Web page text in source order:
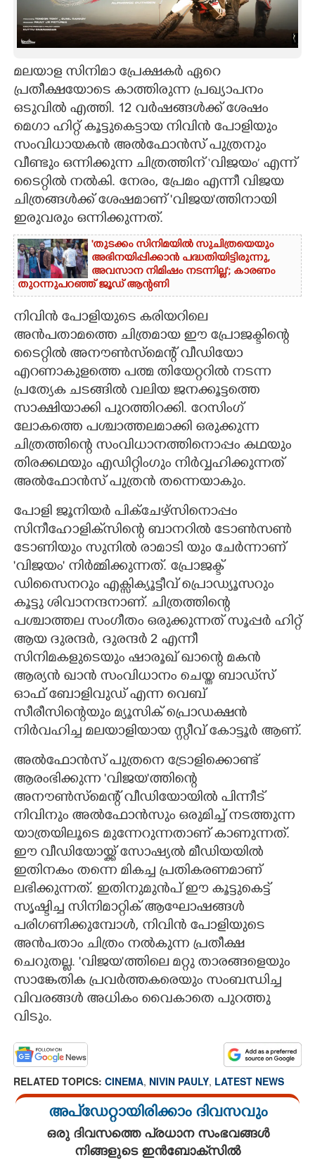
ASTRO
LITERATURE
ZOOM
CONTACT US
മലയാള സിനിമാ പ്രേക്ഷകർ ഏറെ
പ്രതീക്ഷയോടെ കാത്തിരുന്ന പ്രഖ്യാപനം
ഒടുവിൽ എത്തി. 12 വർഷങ്ങൾക്ക് ശേഷം
മെഗാ ഹിറ്റ്‌ കൂട്ടുകെട്ടായ നിവിൻ പോളിയും
സംവിധായകൻ അൽഫോൻസ് പുത്രനും
വീണ്ടും ഒന്നിക്കുന്ന ചിത്രത്തിന് ‘വിജയം’ എന്ന്
ടൈറ്റിൽ നൽകി. നേരം, പ്രേമം എന്നീ വിജയ
ചിത്രങ്ങൾക്ക് ശേഷമാണ് 'വിജയ'ത്തിനായി
ഇരുവരും ഒന്നിക്കുന്നത്.
'തുടക്കം സിനിമയിൽ സുചിത്രയെയും
അഭിനയിപ്പിക്കാൻ പദ്ധതിയിട്ടിരുന്നു,​
അവസാന നിമിഷം നടന്നില്ല'; കാരണം
തുറന്നുപറഞ്ഞ് ജൂഡ് ആന്റണി
നിവിൻ പോളിയുടെ കരിയറിലെ
അൻപതാമത്തെ ചിത്രമായ ഈ പ്രോജക്ടിന്റെ
ടൈറ്റിൽ അനൗൺസ്മെന്റ് വീഡിയോ
എറണാകുളത്തെ പത്മ തിയേറ്ററിൽ നടന്ന
പ്രത്യേക ചടങ്ങിൽ വലിയ ജനക്കൂട്ടത്തെ
സാക്ഷിയാക്കി പുറത്തിറക്കി. റേസിംഗ്
ലോകത്തെ പശ്ചാത്തലമാക്കി ഒരുക്കുന്ന
ചിത്രത്തിന്റെ സംവിധാനത്തിനൊപ്പം കഥയും
തിരക്കഥയും എഡിറ്റിംഗും നിർവ്വഹിക്കുന്നത്
അൽഫോൻസ് പുത്രൻ തന്നെയാകും.
പോളി ജൂനിയർ പിക്ചേഴ്സിനൊപ്പം
സിനീഹോളിക്‌സിന്റെ ബാനറിൽ ടോൺസൺ
ടോണിയും സുനിൽ രാമാടി യും ചേർന്നാണ്
'വിജയം' നിർമ്മിക്കുന്നത്. പ്രോജക്ട്
ഡിസൈനറും എക്സിക്യൂട്ടീവ് പ്രൊഡ്യൂസറും
കൂട്ടു ശിവാനന്ദനാണ്. ചിത്രത്തിന്റെ
പശ്ചാത്തല സംഗീതം ഒരുക്കുന്നത് സൂപ്പർ ഹിറ്റ്
ആയ ദുരന്ദർ, ദുരന്ദർ 2 എന്നീ
സിനിമകളുടെയും ഷാരൂഖ് ഖാന്റെ മകൻ
ആര്യൻ ഖാൻ സംവിധാനം ചെയ്ത ബാഡ്‌സ്
ഓഫ് ബോളിവുഡ് എന്ന വെബ്
സീരീസിന്റെയും മ്യൂസിക് പ്രൊഡക്ഷൻ
നിർവഹിച്ച മലയാളിയായ സ്റ്റീവ് കോട്ടൂർ ആണ്.
അൽഫോൻസ് പുത്രനെ ട്രോളിക്കൊണ്ട്
ആരംഭിക്കുന്ന 'വിജയ'ത്തിന്റെ
അനൗൺസ്മെന്റ് വീഡിയോയിൽ പിന്നീട്
നിവിനും അൽഫോൻസും ഒരുമിച്ച് നടത്തുന്ന
യാത്രയിലൂടെ മുന്നേറുന്നതാണ് കാണുന്നത്.
ഈ വീഡിയോയ്ക്ക് സോഷ്യൽ മീഡിയയിൽ
ഇതിനകം തന്നെ മികച്ച പ്രതികരണമാണ്
ലഭിക്കുന്നത്. ഇതിനുമുൻപ് ഈ കൂട്ടുകെട്ട്
സൃഷ്ടിച്ച സിനിമാറ്റിക് ആഘോഷങ്ങൾ
പരിഗണിക്കുമ്പോൾ, നിവിൻ പോളിയുടെ
അൻപതാം ചിത്രം നൽകുന്ന പ്രതീക്ഷ
ചെറുതല്ല. 'വിജയ'ത്തിലെ മറ്റു താരങ്ങളെയും
സാങ്കേതിക പ്രവർത്തകരെയും സംബന്ധിച്ച
വിവരങ്ങൾ അധികം വൈകാതെ പുറത്തു
വിടും.
RELATED TOPICS: CINEMA, NIVIN PAULY, LATEST NEWS
അപ്ഡേറ്റായിരിക്കാം ദിവസവും
ഒരു ദിവസത്തെ പ്രധാന സംഭവങ്ങൾ
നിങ്ങളുടെ ഇൻബോക്സിൽ